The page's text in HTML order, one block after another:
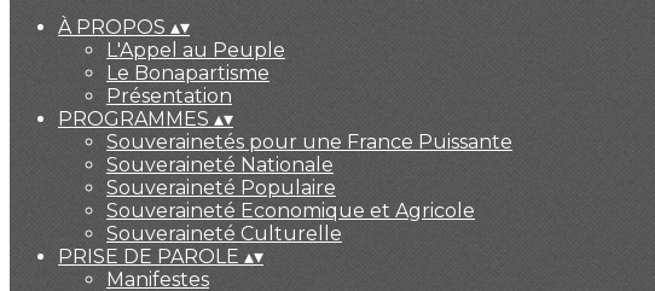
À PROPOS ▴▾
L'Appel au Peuple
Le Bonapartisme
Présentation
PROGRAMMES ▴▾
Souverainetés pour une France Puissante
Souveraineté Nationale
Souveraineté Populaire
Souveraineté Economique et Agricole
Souveraineté Culturelle
PRISE DE PAROLE ▴▾
Manifestes